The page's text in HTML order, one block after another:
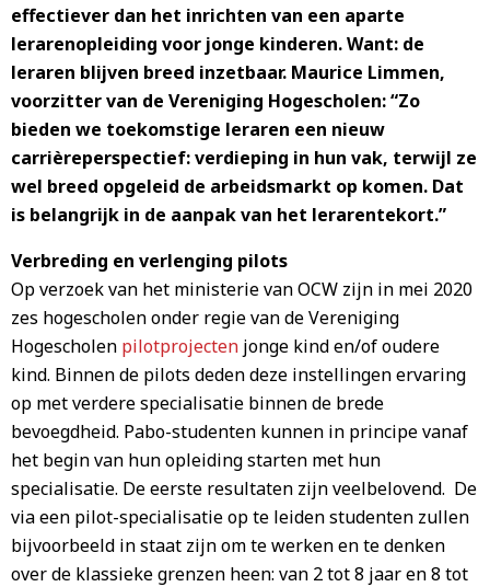
effectiever dan het inrichten van een aparte
lerarenopleiding voor jonge kinderen. Want: de
leraren blijven breed inzetbaar. Maurice Limmen,
voorzitter van de Vereniging Hogescholen: “Zo
bieden we toekomstige leraren een nieuw
carrièreperspectief: verdieping in hun vak, terwijl ze
wel breed opgeleid de arbeidsmarkt op komen. Dat
is belangrijk in de aanpak van het lerarentekort.”
Verbreding en verlenging pilots
Op verzoek van het ministerie van OCW zijn in mei 2020
zes hogescholen onder regie van de Vereniging
Hogescholen pilotprojecten jonge kind en/of oudere
kind. Binnen de pilots deden deze instellingen ervaring
op met verdere specialisatie binnen de brede
bevoegdheid. Pabo-studenten kunnen in principe vanaf
het begin van hun opleiding starten met hun
specialisatie. De eerste resultaten zijn veelbelovend. De
via een pilot-specialisatie op te leiden studenten zullen
bijvoorbeeld in staat zijn om te werken en te denken
over de klassieke grenzen heen: van 2 tot 8 jaar en 8 tot